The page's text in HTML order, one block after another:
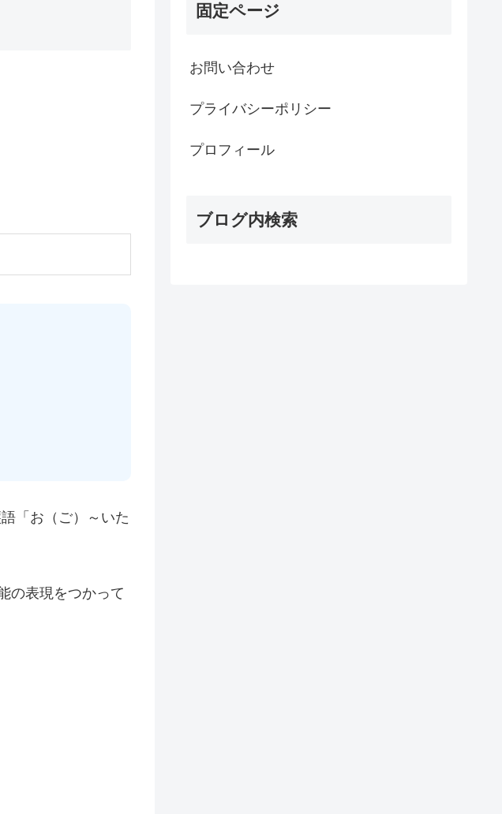
「お（ご）～いた
の表現をつかって
固定ページ
お問い合わせ
プライバシーポリシー
プロフィール
ブログ内検索